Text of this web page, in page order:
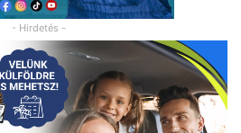
- Hirdetés -